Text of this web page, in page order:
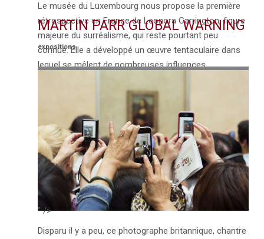
Le musée du Luxembourg nous propose la première
rétrospective en France de Leonora Carrington, figure
majeure du surréalisme, qui reste pourtant peu
connue. Elle a développé un œuvre tentaculaire dans
lequel se mêlent de nombreuses influences,
représentations de personnages et d’animaux
féeriques et étranges. Une autre facette du
surréalisme. Exposition Leonora Carrington au musée
du Luxembourg jusqu’au 19 juillet 2026. Oink (They
Shall Behold …
VOIR L'ARTICLE →
MARTIN PARR GLOBAL WARNING
expositions
" />
Disparu il y a peu, ce photographe britannique, chantre